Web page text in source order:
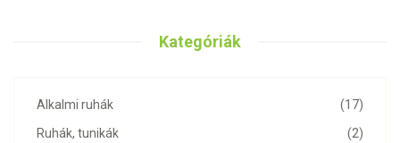
Kategóriák
(17)
Alkalmi ruhák
(2)
Ruhák, tunikák